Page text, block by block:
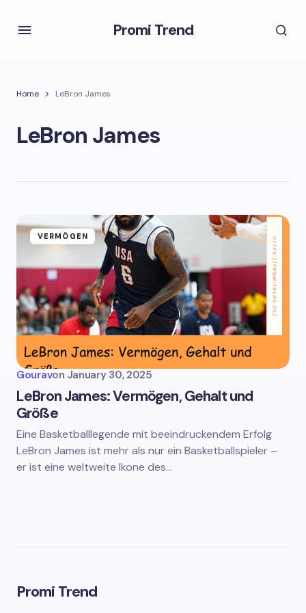
Promi Trend
Home LeBron James
LeBron James
VERMÖGEN
Gouravon January 30, 2025
LeBron James: Vermögen, Gehalt und
Größe
Eine Basketballlegende mit beeindruckendem Erfolg
LeBron James ist mehr als nur ein Basketballspieler –
er ist eine weltweite Ikone des…
Promi Trend